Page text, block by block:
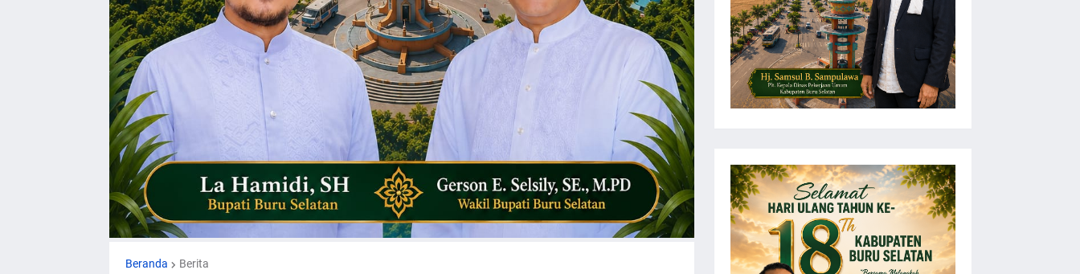
Beranda Berita